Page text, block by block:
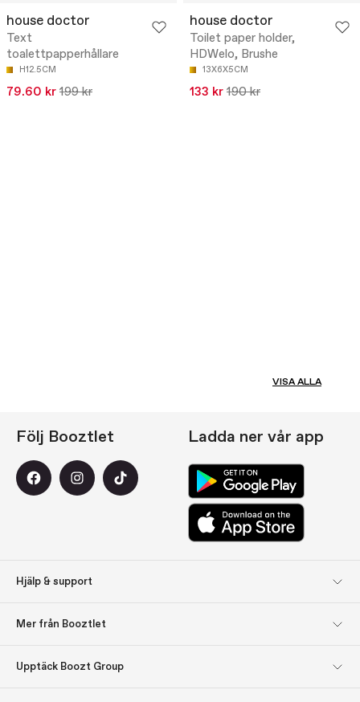
house doctor
Text
toalettpapperhållare
H12.5CM
79.60 kr 199 kr
house doctor
Toilet paper holder,
HDWelo, Brushe
13X6X5CM
133 kr 190 kr
VISA ALLA
Hjälp & support
Mer från Booztlet
nyhetsbrev
Upptäck Boozt Group
Följ Booztlet Ladda ner vår app